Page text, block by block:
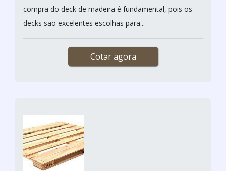
compra do deck de madeira é fundamental, pois os
decks são excelentes escolhas para...
Cotar agora